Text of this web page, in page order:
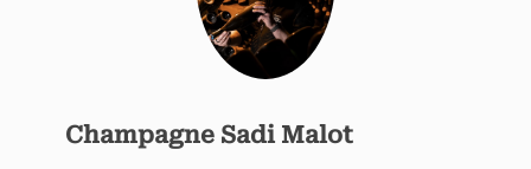
Champagne Sadi Malot